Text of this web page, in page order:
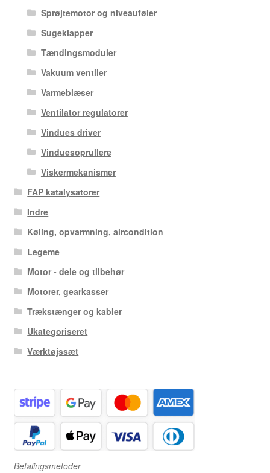
Sprøjtemotor og niveauføler
Sugeklapper
Tændingsmoduler
Vakuum ventiler
Varmeblæser
Ventilator regulatorer
Vindues driver
Vinduesoprullere
Viskermekanismer
FAP katalysatorer
Indre
Køling, opvarmning, aircondition
Legeme
Motor - dele og tilbehør
Motorer, gearkasser
Trækstænger og kabler
Ukategoriseret
Værktøjssæt
Betalingsmetoder